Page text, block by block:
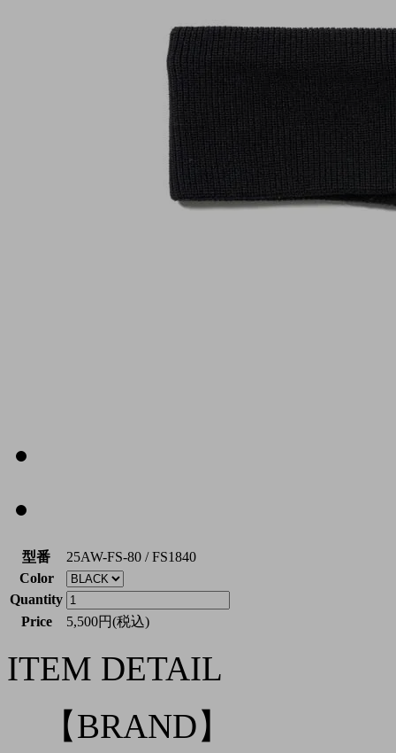
型番
25AW-FS-80 / FS1840
Color
Quantity
Price
5,500円(税込)
ITEM DETAIL
【BRAND】